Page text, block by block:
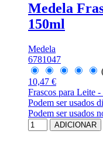
Medela
150ml
Medela
6781047
10,47 €
Frascos para Leite
Podem ser usados
Podem ser usados
ADICIONAR